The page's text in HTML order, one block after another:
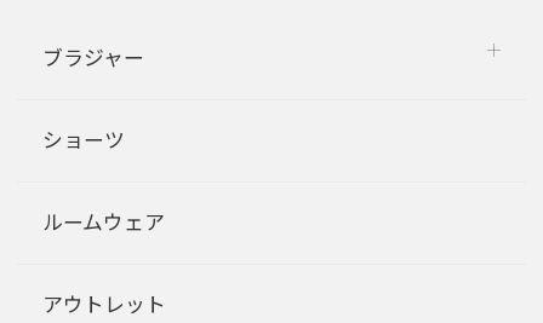
ブラジャー
ショーツ
ルームウェア
アウトレット